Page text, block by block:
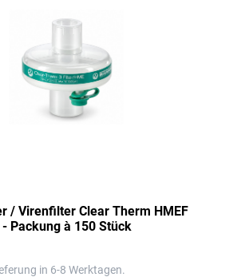
/ Virenfilter Clear Therm HMEF
Packung à 150 Stück
in 6-8 Werktagen.